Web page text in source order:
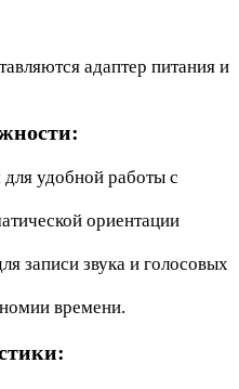
адаптер питания и
удобной работы с
ориентации
записи звука и голосовых
времени.